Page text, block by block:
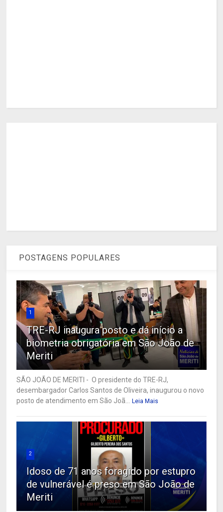
POSTAGENS POPULARES
1
TRE-RJ inaugura posto e dá início a
biometria obrigatória em São João de
Meriti
SÃO JOÃO DE MERITI - O presidente do TRE-RJ,
desembargador Carlos Santos de Oliveira, inaugurou o novo
posto de atendimento em São Joã...
Leia Mais
2
Idoso de 71 anos foragido por estupro
de vulnerável é preso em São João de
Meriti